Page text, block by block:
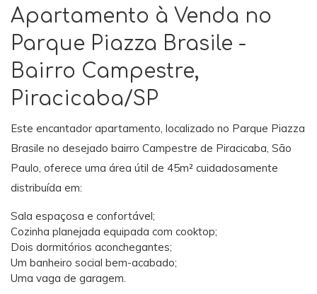
Apartamento à Venda no
Parque Piazza Brasile -
Bairro Campestre,
Piracicaba/SP
Este encantador apartamento, localizado no Parque Piazza
Brasile no desejado bairro Campestre de Piracicaba, São
Paulo, oferece uma área útil de 45m² cuidadosamente
distribuída em:
Sala espaçosa e confortável;
Cozinha planejada equipada com cooktop;
Dois dormitórios aconchegantes;
Um banheiro social bem-acabado;
Uma vaga de garagem.